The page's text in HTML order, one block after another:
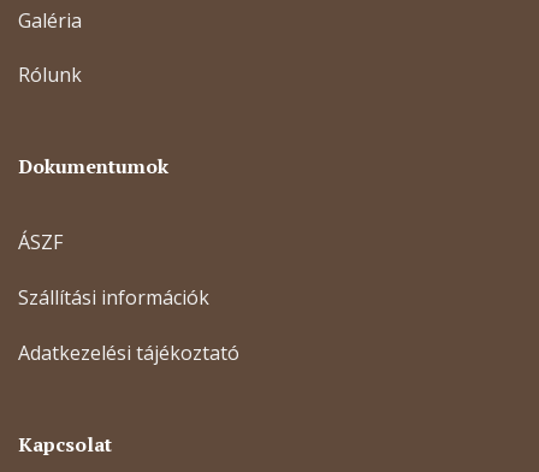
Galéria
Rólunk
Dokumentumok
ÁSZF
Szállítási információk
Adatkezelési tájékoztató
Kapcsolat